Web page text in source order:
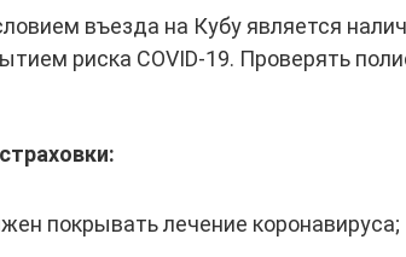
въезда на Кубу является
риска COVID-19. Проверять
покрывать лечение коронавируса;